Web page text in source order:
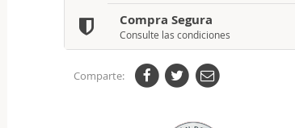
Compra Segura
Consulte las condiciones
Comparte: